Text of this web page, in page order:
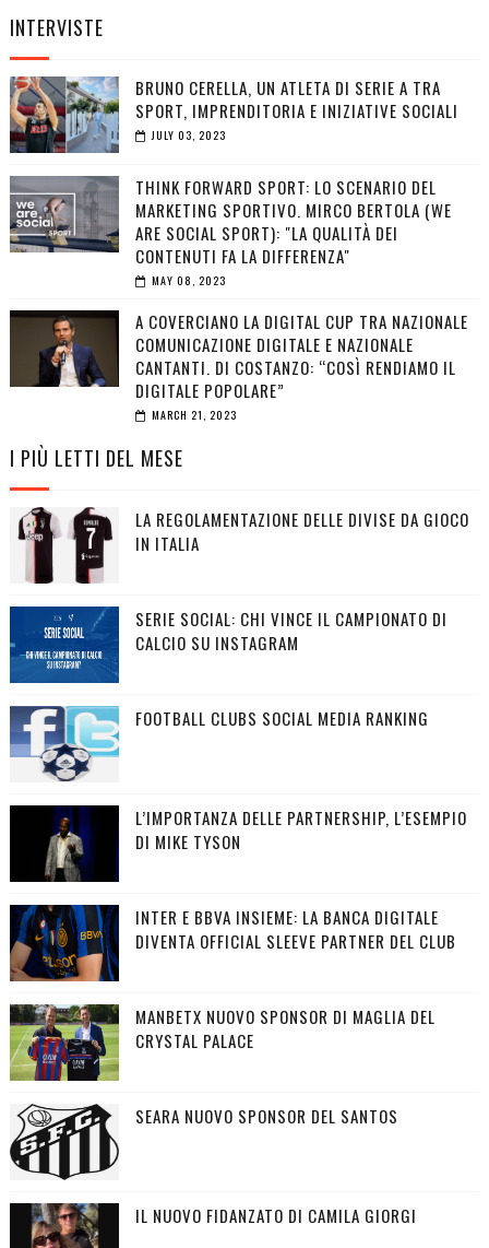
INTERVISTE
BRUNO CERELLA, UN ATLETA DI SERIE A TRA
SPORT, IMPRENDITORIA E INIZIATIVE SOCIALI
JULY 03, 2023
THINK FORWARD SPORT: LO SCENARIO DEL
MARKETING SPORTIVO. MIRCO BERTOLA (WE
ARE SOCIAL SPORT): "LA QUALITÀ DEI
CONTENUTI FA LA DIFFERENZA"
MAY 08, 2023
A COVERCIANO LA DIGITAL CUP TRA NAZIONALE
COMUNICAZIONE DIGITALE E NAZIONALE
CANTANTI. DI COSTANZO: “COSÌ RENDIAMO IL
DIGITALE POPOLARE”
MARCH 21, 2023
I PIÙ LETTI DEL MESE
LA REGOLAMENTAZIONE DELLE DIVISE DA GIOCO
IN ITALIA
SERIE SOCIAL: CHI VINCE IL CAMPIONATO DI
CALCIO SU INSTAGRAM
FOOTBALL CLUBS SOCIAL MEDIA RANKING
L’IMPORTANZA DELLE PARTNERSHIP, L’ESEMPIO
DI MIKE TYSON
INTER E BBVA INSIEME: LA BANCA DIGITALE
DIVENTA OFFICIAL SLEEVE PARTNER DEL CLUB
MANBETX NUOVO SPONSOR DI MAGLIA DEL
CRYSTAL PALACE
SEARA NUOVO SPONSOR DEL SANTOS
IL NUOVO FIDANZATO DI CAMILA GIORGI